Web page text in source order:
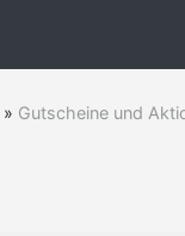
» Gutscheine und